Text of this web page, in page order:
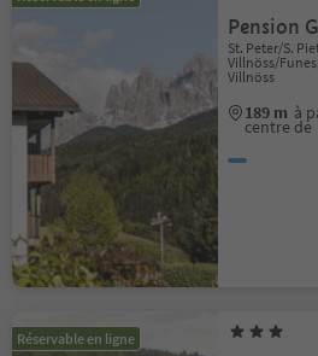
Pension
St. Peter/S.
Villnöss/
Villnöss
189 m à
centre de
Réservable en ligne